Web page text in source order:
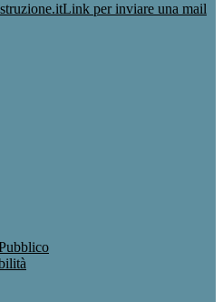
Link per inviare una mail